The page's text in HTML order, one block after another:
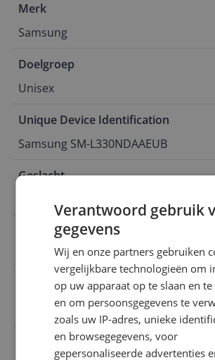
Merk
Samsung
Doelgroep
Unisex
Unique Device Identification
Samsung SM-L330NDAAEUB
Geslacht
Product gewicht
Product hoogte
0,86 cm
Verantwoord gebruik
gegevens
Wij en onze partners gebruiken
vergelijkbare technologieën om
op uw apparaat op te slaan en te
en om persoonsgegevens te
zoals uw IP-adres, unieke
en browsegegevens, voor
gepersonaliseerde advertenties